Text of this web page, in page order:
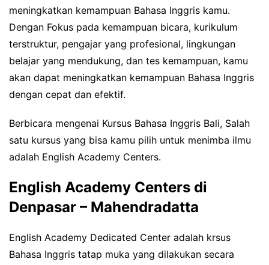
meningkatkan kemampuan Bahasa Inggris kamu.
Dengan Fokus pada kemampuan bicara, kurikulum
terstruktur, pengajar yang profesional, lingkungan
belajar yang mendukung, dan tes kemampuan, kamu
akan dapat meningkatkan kemampuan Bahasa Inggris
dengan cepat dan efektif.
Berbicara mengenai Kursus Bahasa Inggris Bali, Salah
satu kursus yang bisa kamu pilih untuk menimba ilmu
adalah English Academy Centers.
English Academy Centers di
Denpasar – Mahendradatta
English Academy Dedicated Center adalah krsus
Bahasa Inggris tatap muka yang dilakukan secara